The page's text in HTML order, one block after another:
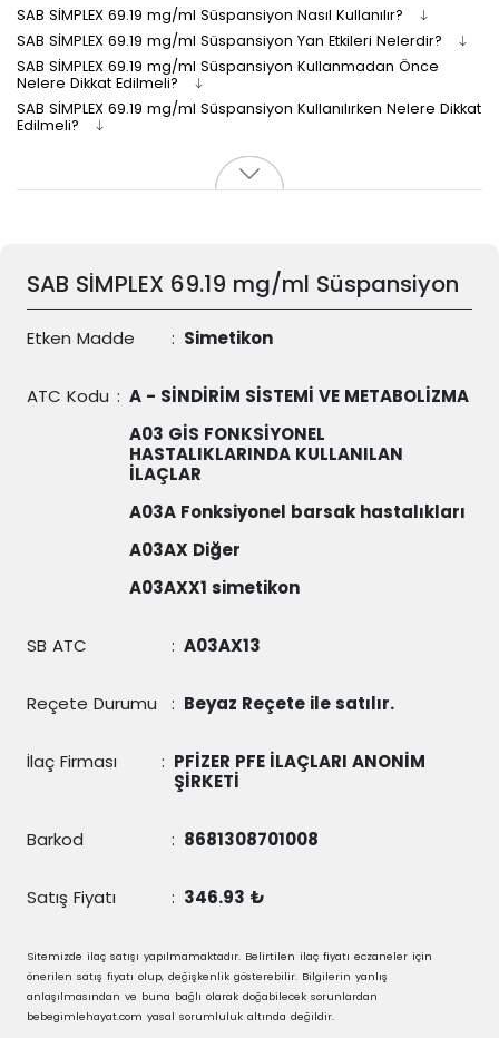
SAB SİMPLEX 69.19 mg/ml Süspansiyon Nasıl Kullanılır?
SAB SİMPLEX 69.19 mg/ml Süspansiyon Yan Etkileri Nelerdir?
SAB SİMPLEX 69.19 mg/ml Süspansiyon Kullanmadan Önce
Nelere Dikkat Edilmeli?
SAB SİMPLEX 69.19 mg/ml Süspansiyon Kullanılırken Nelere Dikkat
Edilmeli?
SAB SİMPLEX 69.19 mg/ml Süspansiyon
Etken Madde : Simetikon
ATC Kodu : A - SİNDİRİM SİSTEMİ VE METABOLİZMA
A03 GİS FONKSİYONEL
HASTALIKLARINDA KULLANILAN
İLAÇLAR
A03A Fonksiyonel barsak hastalıkları
A03AX Diğer
A03AXX1 simetikon
SB ATC : A03AX13
Reçete Durumu : Beyaz Reçete ile satılır.
İlaç Firması : PFİZER PFE İLAÇLARI ANONİM
ŞİRKETİ
Barkod : 8681308701008
Satış Fiyatı : 346.93 ₺
Sitemizde ilaç satışı yapılmamaktadır. Belirtilen ilaç fiyatı eczaneler için
önerilen satış fiyatı olup, değişkenlik gösterebilir. Bilgilerin yanlış
anlaşılmasından ve buna bağlı olarak doğabilecek sorunlardan
bebegimlehayat.com yasal sorumluluk altında değildir.